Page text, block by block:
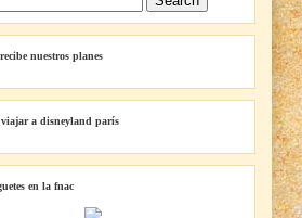
nuestros planes
viajar a disneyland parís
en la fnac